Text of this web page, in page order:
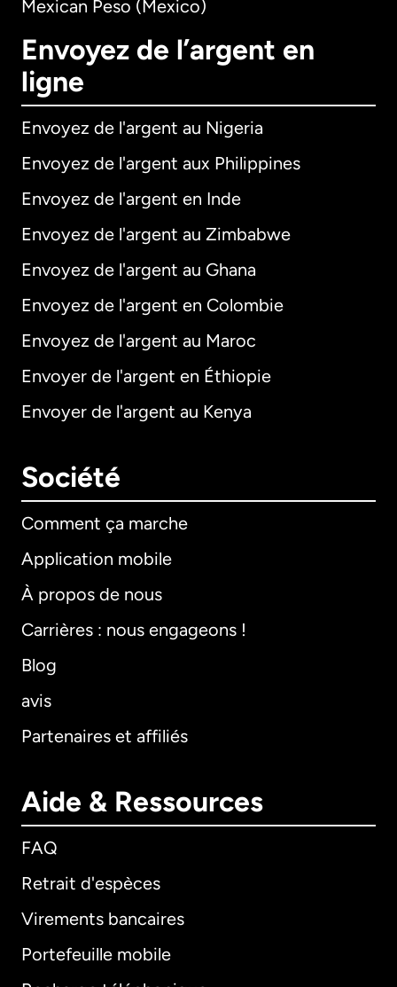
Mexican Peso (Mexico)
Envoyez de l’argent en
ligne
Envoyez de l'argent au Nigeria
Envoyez de l'argent aux Philippines
Envoyez de l'argent en Inde
Envoyez de l'argent au Zimbabwe
Envoyez de l'argent au Ghana
Envoyez de l'argent en Colombie
Envoyez de l'argent au Maroc
Envoyer de l'argent en Éthiopie
Envoyer de l'argent au Kenya
Société
Comment ça marche
Application mobile
À propos de nous
Carrières : nous engageons !
Blog
avis
Partenaires et affiliés
Aide & Ressources
FAQ
Retrait d'espèces
Virements bancaires
Portefeuille mobile